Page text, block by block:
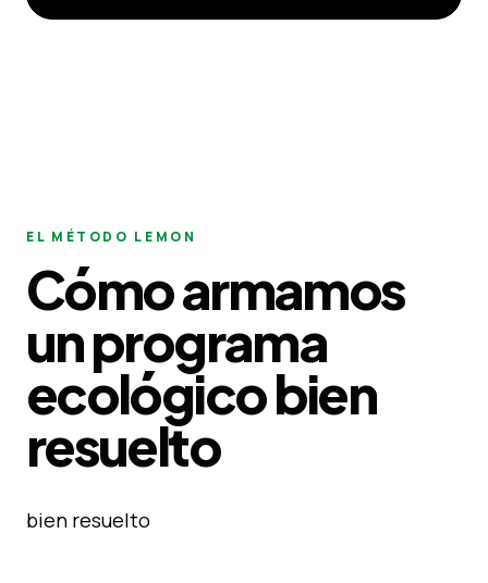
EL MÉTODO LEMON
Cómo armamos
un programa
ecológico bien
resuelto
bien resuelto